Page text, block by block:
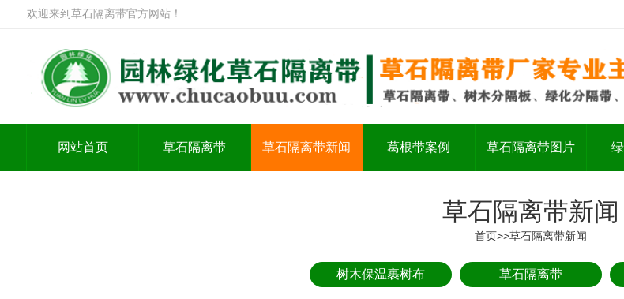
欢迎来到草石隔离带官方网站！
网站首页 草石隔离带 草石隔离带新闻 葛根带案例 草石隔离带图片
草石隔离带新闻
首页>>草石隔离带新闻
树木保温裹树布 草石隔离带